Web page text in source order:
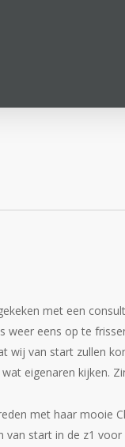
met een
weer eens op te
wij van start zullen
eigenaren kijken.
met haar mooie
start in de z1